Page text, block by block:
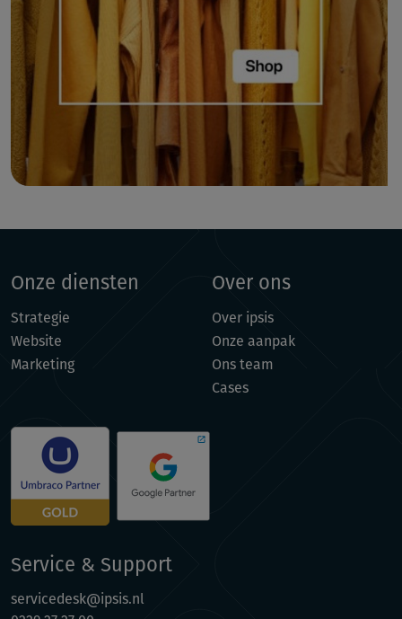
Onze diensten
Strategie
Website
Marketing
Over ons
Over ipsis
Onze aanpak
Ons team
Cases
Service & Support
servicedesk@ipsis.nl